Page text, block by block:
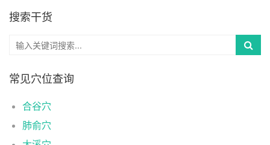
搜索干货
常见穴位查询
合谷穴
肺俞穴